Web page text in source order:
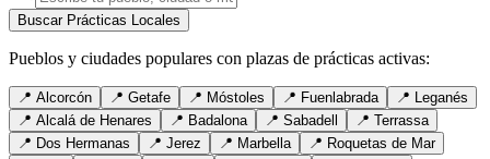
Buscar Prácticas Locales
Pueblos y ciudades populares con plazas de prácticas activas:
📍 Alcorcón 📍 Getafe 📍 Móstoles 📍 Fuenlabrada 📍 Leganés
📍 Alcalá de Henares 📍 Badalona 📍 Sabadell 📍 Terrassa
📍 Dos Hermanas 📍 Jerez 📍 Marbella 📍 Roquetas de Mar